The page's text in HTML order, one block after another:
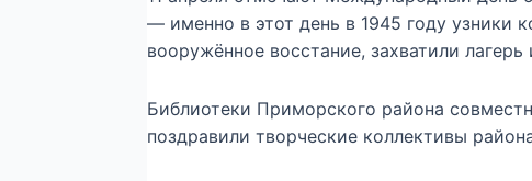
— именно в этот день в 1945 году узники
вооружённое восстание, захватили
Библиотеки Приморского района
поздравили творческие коллективы